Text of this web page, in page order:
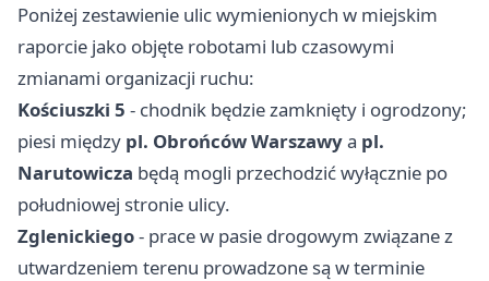
Poniżej zestawienie ulic wymienionych w miejskim
raporcie jako objęte robotami lub czasowymi
zmianami organizacji ruchu:
Kościuszki 5 - chodnik będzie zamknięty i ogrodzony;
piesi między pl. Obrońców Warszawya pl.
Narutowicza będą mogli przechodzić wyłącznie po
południowej stronie ulicy.
Zglenickiego- prace w pasie drogowym związane z
utwardzeniem terenu prowadzone są w terminie